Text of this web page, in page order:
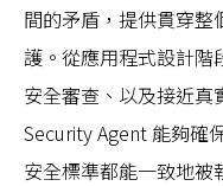
間的矛盾，提供貫穿整
護。從應用程式設計階
安全審查、以及接近真
Security Agent 能夠確
安全標準都能一致地被